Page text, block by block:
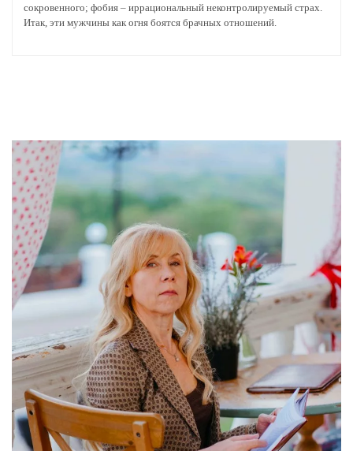
сокровенного; фобия – иррациональный неконтролируемый страх.
Итак, эти мужчины как огня боятся брачных отношений.